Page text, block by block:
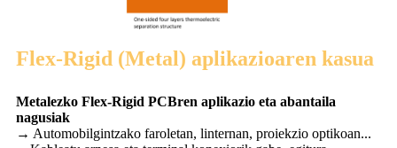
Flex-Rigid (Metal) aplikazioaren kasua
Metalezko Flex-Rigid PCBren aplikazio eta abantaila
nagusiak
→ Automobilgintzako faroletan, linternan, proiekzio optikoan...